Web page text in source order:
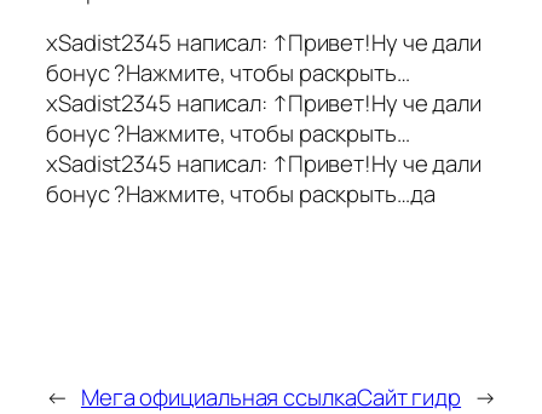
xSadist2345 написал: ↑Привет!Ну че дали
бонус ?Нажмите, чтобы раскрыть…
xSadist2345 написал: ↑Привет!Ну че дали
бонус ?Нажмите, чтобы раскрыть…
xSadist2345 написал: ↑Привет!Ну че дали
бонус ?Нажмите, чтобы раскрыть…да
← Мега официальная ссылкаСайт гидр →